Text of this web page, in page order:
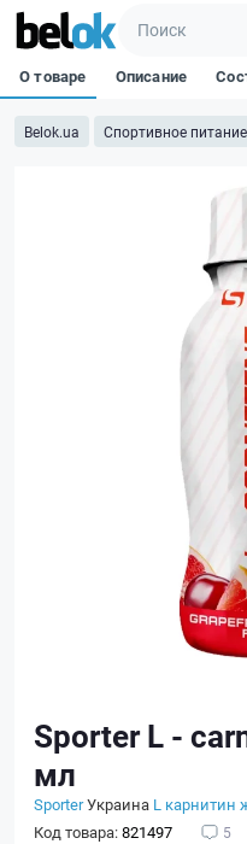
Belok.ua Спортивное питание
О товаре Описание
Sporter L -
мл
SporterУкраина L карнитин
Код товара:821497 5